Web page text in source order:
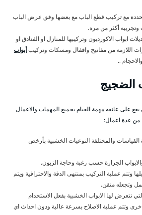
مع تركيب قطع الباب مع بعضها وفق عرض الباب
أكثر من مرة.
ابواب الاكورديون وتركيبها للمنازل او الفنادق او
اللازمة من مفاتيح واقفال ومسكات وتركيبأبواب
..
الضجيج
على عاتقه مهمة القيام بجميع المهمات والاعمال
من عدة اعمال:
القياسات والمختلفة النوعيات الخشبية بأرخص
الجرارة حسب رغبة وحاجة الزبون.
وتتم عملية التركيب بمنتهى الدقة والاحترافية ويتم
وتجعله متقن.
تتعرض لها الابواب الخشبية بفعل الاستخدام
وتتم عملية الاصلاح بسرعة عالية ودون احداث اي